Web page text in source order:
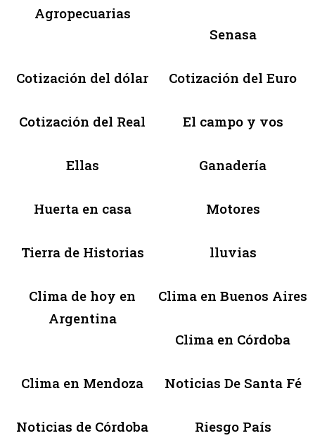
Agropecuarias
Senasa
Cotización del dólar Cotización del Euro
Cotización del Real El campo y vos
Ellas Ganadería
Huerta en casa Motores
Tierra de Historias lluvias
Clima de hoy en
Argentina
Clima en Buenos Aires
Clima en Córdoba
Clima en Mendoza Noticias De Santa Fé
Noticias de Córdoba Riesgo País